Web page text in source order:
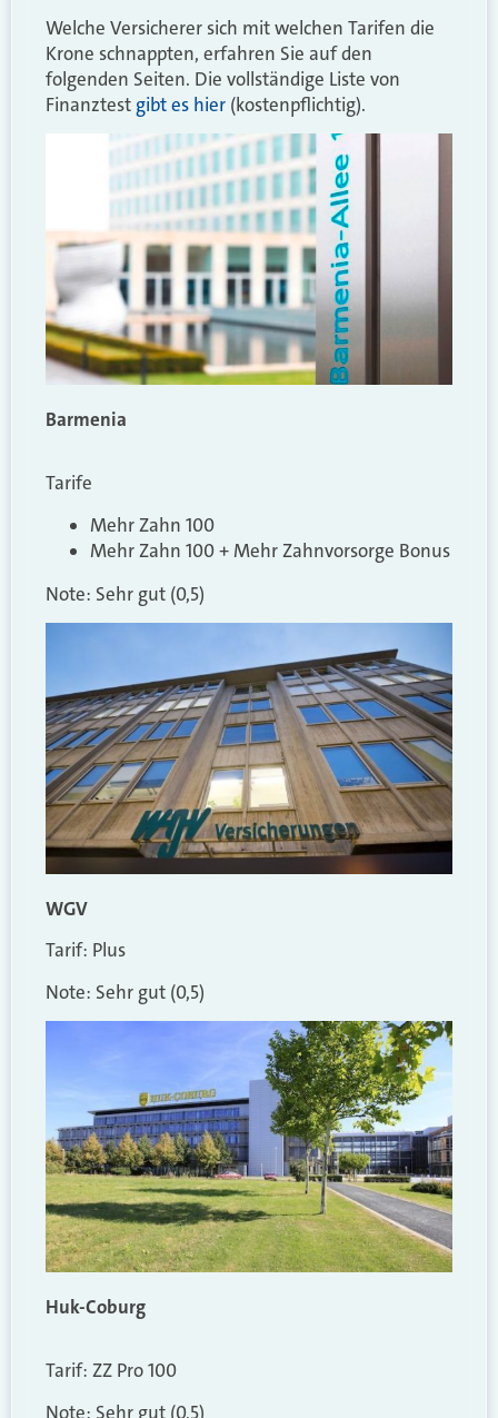
Welche Versicherer sich mit welchen Tarifen die
Krone schnappten, erfahren Sie auf den
folgenden Seiten. Die vollständige Liste von
Finanztest gibt es hier (kostenpflichtig).
Barmenia
Tarife
Mehr Zahn 100
Mehr Zahn 100 + Mehr Zahnvorsorge Bonus
Note: Sehr gut (0,5)
WGV
Tarif: Plus
Note: Sehr gut (0,5)
Huk-Coburg
Tarif: ZZ Pro 100
Note: Sehr gut (0,5)